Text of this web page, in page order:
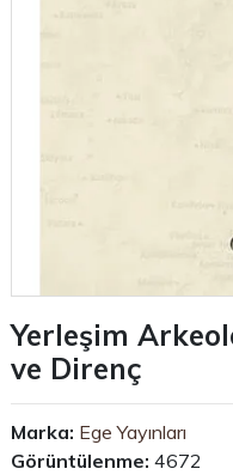
Yerleşim
ve Direnç
Marka: Ege Yayınları
Görüntülenme: 4672